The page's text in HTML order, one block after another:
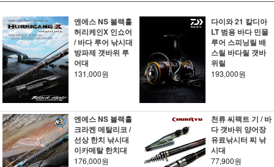
엔에스 NS 블랙홀
허리케인X 인쇼어
/ 바다 루어 낚시대
방파제 갯바위 루
어대
131,000원
다이와 21 칼디아
LT 범용 바다 민물
루어 스피닝릴 배
스릴 바다릴 갯바
위릴
193,000원
엔에스 NS 블랙홀
크라켄 메탈리코 /
선상 한치 낚시대
이카메탈 한치대
176,000원
천류 씨팩트 기 / 바
다 갯바위 양어장
유료낚시터 찌 낚
시대
77,900원